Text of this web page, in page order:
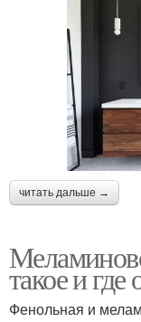
читать дальше →
такое и
Фенольная и